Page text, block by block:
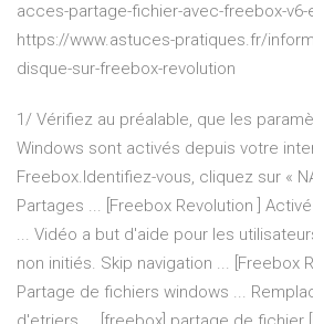
acces-partage-fichier-avec-freebox-v6-
https://www.astuces-pratiques.fr/
disque-sur-freebox-revolution
1/ Vérifiez au préalable, que les
Windows sont activés depuis votre
Freebox.Identifiez-vous, cliquez sur «
Partages ... [Freebox Revolution ]
... Vidéo a but d'aide pour les
non initiés. Skip navigation ... [Freebox
Partage de fichiers windows ...